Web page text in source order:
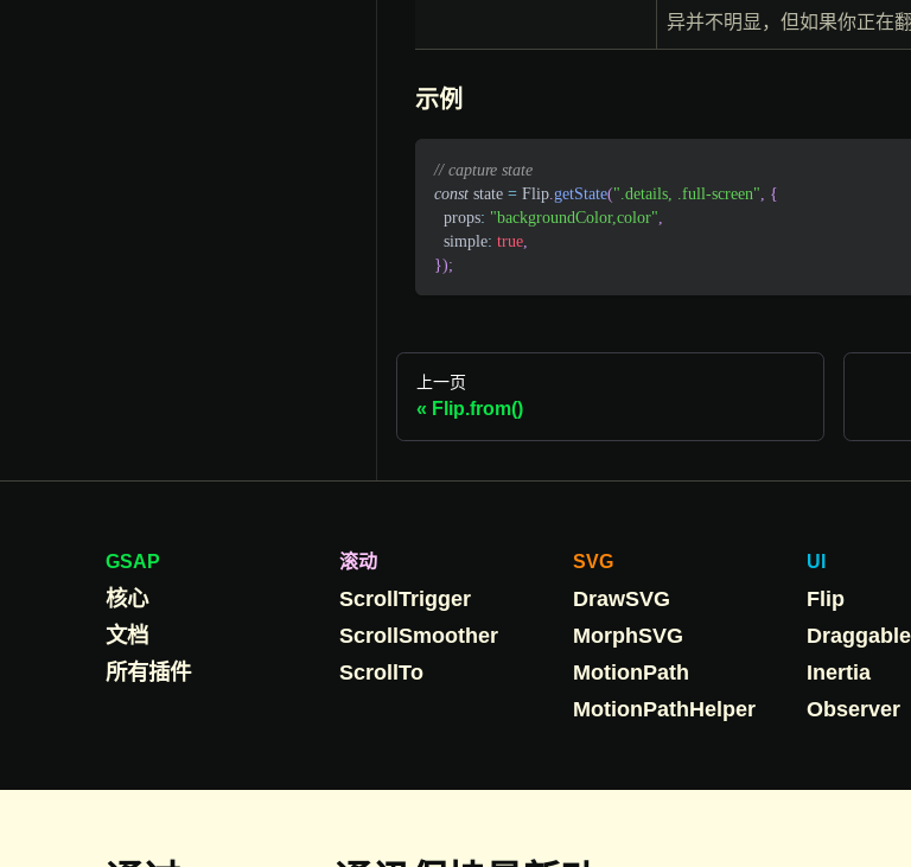
异并不明显，但如果你正在
示例
// capture state
const state = Flip getState(".details, .full-screen"
{
props: "backgroundColor,color"
simple: true
});
上一页
Flip.from()
GSAP
核心
文档
所有插件
滚动
ScrollTrigger
ScrollSmoother
ScrollTo
SVG
DrawSVG
MorphSVG
MotionPath
MotionPathHelper
UI
Flip
Draggable
Inertia
Observer